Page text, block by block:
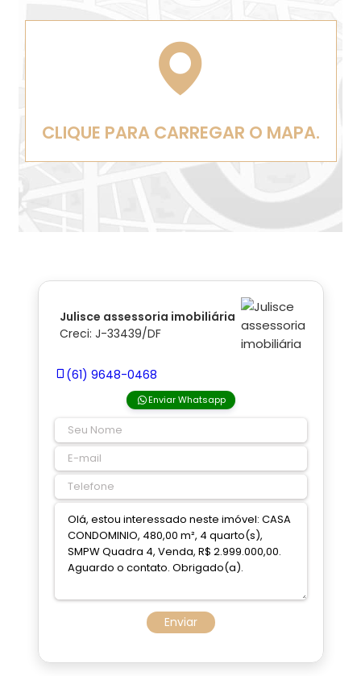
CLIQUE PARA CARREGAR O MAPA.
Julisce assessoria imobiliária
Creci: J-33439/DF
(61) 9648-0468
Enviar Whatsapp
Enviar